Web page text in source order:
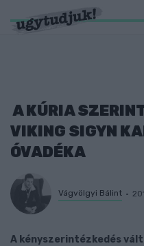
A KÚRIA
VIKING SIGYN
ÓVADÉKA
Vágvölgyi Bálint
A kényszerintézkedés